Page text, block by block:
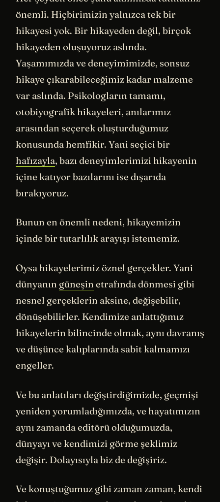
önemli. Hiçbirimizin yalnızca tek bir
hikayesi yok. Bir hikayeden değil, birçok
hikayeden oluşuyoruz aslında.
Yaşamımızda ve deneyimimizde, sonsuz
hikaye çıkarabileceğimiz kadar malzeme
var aslında. Psikologların tamamı,
otobiyografik hikayeleri, anılarımız
arasından seçerek oluşturduğumuz
konusunda hemfikir. Yani seçici bir
hafızayla, bazı deneyimlerimizi hikayenin
içine katıyor bazılarını ise dışarıda
bırakıyoruz.
Bunun en önemli nedeni, hikayemizin
içinde bir tutarlılık arayışı istememiz.
Oysa hikayelerimiz öznel gerçekler. Yani
dünyanın güneşin etrafında dönmesi gibi
nesnel gerçeklerin aksine, değişebilir,
dönüşebilirler. Kendimize anlattığımız
hikayelerin bilincinde olmak, aynı davranış
ve düşünce kalıplarında sabit kalmamızı
engeller.
Ve bu anlatıları değiştirdiğimizde, geçmişi
yeniden yorumladığımızda, ve hayatımızın
aynı zamanda editörü olduğumuzda,
dünyayı ve kendimizi görme şeklimiz
değişir. Dolayısıyla biz de değişiriz.
Ve konuştuğumuz gibi zaman zaman, kendi